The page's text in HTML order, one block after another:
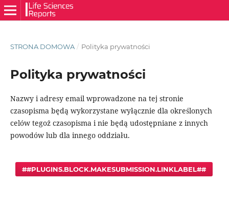
STRONA DOMOWA / Polityka prywatności
Polityka prywatności
Nazwy i adresy email wprowadzone na tej stronie
czasopisma będą wykorzystane wyłącznie dla określonych
celów tegoż czasopisma i nie będą udostępniane z innych
powodów lub dla innego oddziału.
##PLUGINS.BLOCK.MAKESUBMISSION.LINKLABEL##